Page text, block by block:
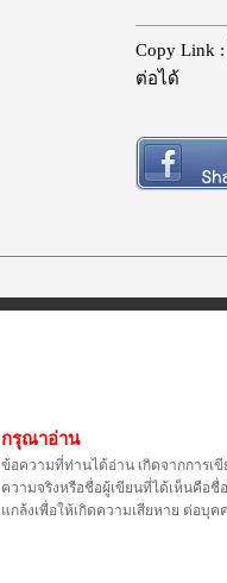
Copy Link :
ต่อได้
กรุณาอ่าน
ข้อความที่ท่านได้อ่าน เกิดจากการเ
ความจริงหรือชื่อผู้เขียนที่ได้เห็นคือ
แกล้งเพื่อให้เกิดความเสียหาย ต่อบุ